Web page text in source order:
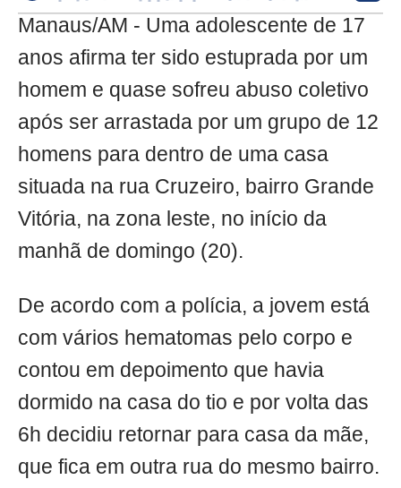
Manaus/AM - Uma adolescente de 17
anos afirma ter sido estuprada por um
homem e quase sofreu abuso coletivo
após ser arrastada por um grupo de 12
homens para dentro de uma casa
situada na rua Cruzeiro, bairro Grande
Vitória, na zona leste, no início da
manhã de domingo (20).
De acordo com a polícia, a jovem está
com vários hematomas pelo corpo e
contou em depoimento que havia
dormido na casa do tio e por volta das
6h decidiu retornar para casa da mãe,
que fica em outra rua do mesmo bairro.